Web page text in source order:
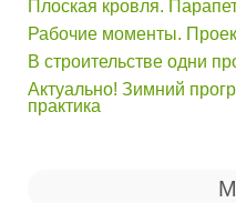
Плоская кровля.
Рабочие моменты.
В строительстве одни
Актуально! Зимний
практика